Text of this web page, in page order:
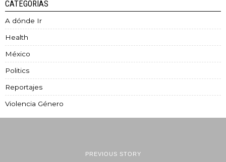
CATEGORÍAS
A dónde Ir
Health
México
Politics
Reportajes
Violencia Género
PREVIOUS STORY